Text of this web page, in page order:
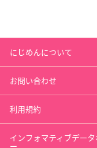
にじめんについて
お問い合わせ
利用規約
インフォマティブデー